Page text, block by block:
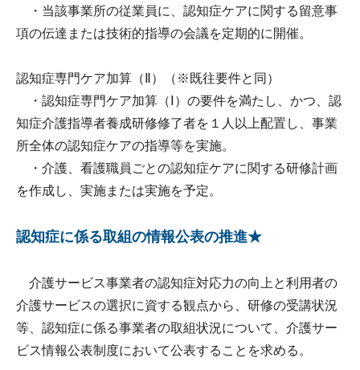
・当該事業所の従業員に、認知症ケアに関する留意事
項の伝達または技術的指導の会議を定期的に開催。
認知症専門ケア加算（Ⅱ）（※既往要件と同）
・認知症専門ケア加算（Ⅰ）の要件を満たし、かつ、認
知症介護指導者養成研修修了者を１人以上配置し、事業
所全体の認知症ケアの指導等を実施。
・介護、看護職員ごとの認知症ケアに関する研修計画
を作成し、実施または実施を予定。
認知症に係る取組の情報公表の推進★
介護サービス事業者の認知症対応力の向上と利用者の
介護サービスの選択に資する観点から、研修の受講状況
等、認知症に係る事業者の取組状況について、介護サー
ビス情報公表制度において公表することを求める。